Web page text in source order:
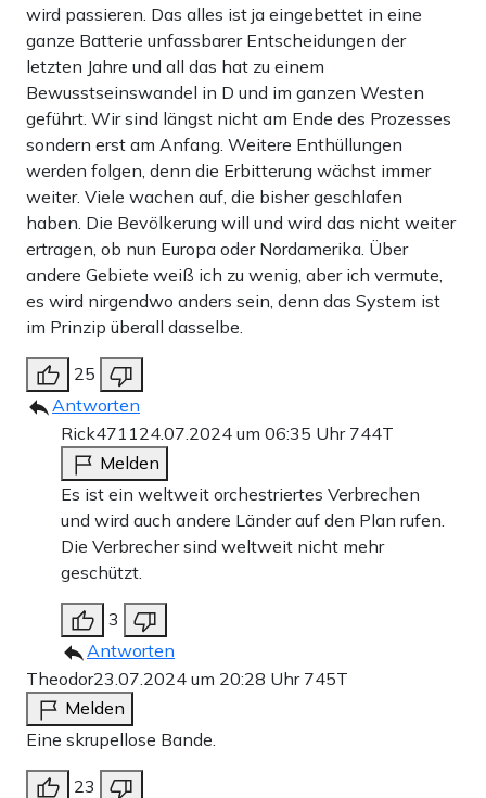
wird passieren. Das alles ist ja eingebettet in eine
ganze Batterie unfassbarer Entscheidungen der
letzten Jahre und all das hat zu einem
Bewusstseinswandel in D und im ganzen Westen
geführt. Wir sind längst nicht am Ende des Prozesses
sondern erst am Anfang. Weitere Enthüllungen
werden folgen, denn die Erbitterung wächst immer
weiter. Viele wachen auf, die bisher geschlafen
haben. Die Bevölkerung will und wird das nicht weiter
ertragen, ob nun Europa oder Nordamerika. Über
andere Gebiete weiß ich zu wenig, aber ich vermute,
es wird nirgendwo anders sein, denn das System ist
im Prinzip überall dasselbe.
25
Antworten
Rick471124.07.2024 um 06:35 Uhr 744T
Melden
Es ist ein weltweit orchestriertes Verbrechen
und wird auch andere Länder auf den Plan rufen.
Die Verbrecher sind weltweit nicht mehr
geschützt.
3
Antworten
Theodor23.07.2024 um 20:28 Uhr 745T
Melden
Eine skrupellose Bande.
23